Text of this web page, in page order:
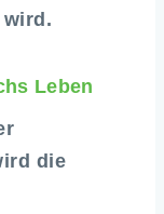
wird.
Leben
die